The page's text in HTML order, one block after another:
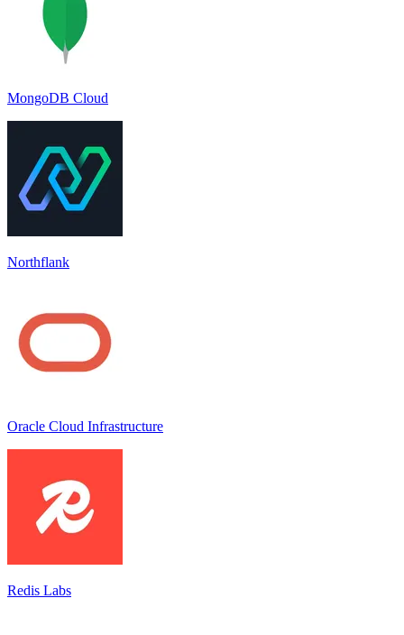
MongoDB Cloud
Northflank
Oracle Cloud Infrastructure
Redis Labs